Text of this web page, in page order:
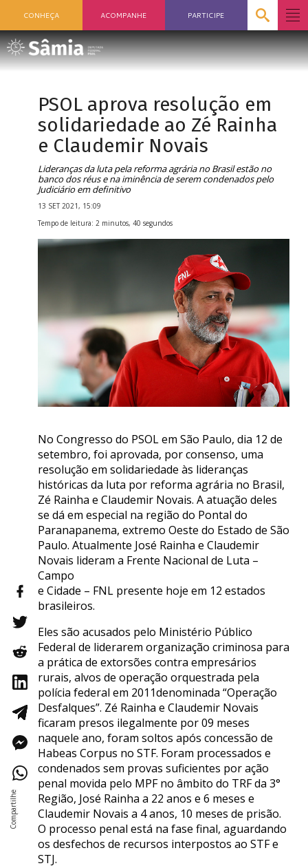
CONHEÇA ACOMPANHE PARTICIPE
PSOL aprova resolução em
solidariedade ao Zé Rainha
e Claudemir Novais
Lideranças da luta pela reforma agrária no Brasil estão no
banco dos réus e na iminência de serem condenados pelo
Judiciário em definitivo
13 SET 2021, 15:09
Tempo de leitura: 2 minutos, 40 segundos
No Congresso do PSOL em São Paulo, dia 12 de
setembro, foi aprovada, por consenso, uma
resolução em solidariedade às lideranças
históricas da luta por reforma agrária no Brasil,
Zé Rainha e Claudemir Novais. A atuação deles
se dá em especial na região do Pontal do
Paranapanema, extremo Oeste do Estado de São
Paulo. Atualmente José Rainha e Claudemir
Novais lideram a Frente Nacional de Luta –
Campo
e Cidade – FNL presente hoje em 12 estados
brasileiros.
Eles são acusados pelo Ministério Público
Federal de liderarem organização criminosa para
a prática de extorsões contra empresários
rurais, alvos de operação orquestrada pela
polícia federal em 2011denominada “Operação
Desfalques”. Zé Rainha e Claudemir Novais
ficaram presos ilegalmente por 09 meses
naquele ano, foram soltos após concessão de
Habeas Corpus no STF. Foram processados e
condenados sem provas suficientes por ação
penal movida pelo MPF no âmbito do TRF da 3°
Região, José Rainha a 22 anos e 6 meses e
Claudemir Novais a 4 anos, 10 meses de prisão.
O processo penal está na fase final, aguardando
os desfechos de recursos interpostos ao STF e
STJ.